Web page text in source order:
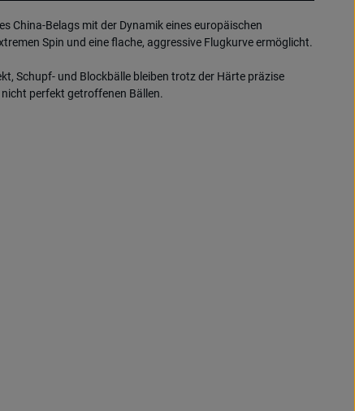
China-Belags mit der Dynamik eines europäischen
Spin und eine flache, aggressive Flugkurve ermöglicht.
Schupf- und Blockbälle bleiben trotz der Härte präzise
perfekt getroffenen Bällen.